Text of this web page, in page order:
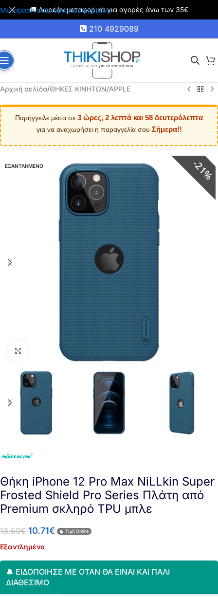
Μετάβαση στο κύριο περιεχόμενο
🚚 Δωρεάν μεταφορικά για αγορές άνω των 35€
210 4929089
Αρχική σελίδα/ΘΗΚΕΣ ΚΙΝΗΤΩΝ/APPLE
Παρήγγειλε μέσα σε 3 ώρες, 2 λεπτά και 57 δευτερόλεπτα
για να αναχωρήσει η παραγγελία σου Σήμερα!!
ΕΞΑΝΤΛΗΜΕΝΟ 21%
Click to enlarge
Θήκη iPhone 12 Pro Max NiLLkin Super
Frosted Shield Pro Series Πλάτη από
Premium σκληρό TPU μπλε
13.50€ 10.71€ Τιμή Online
Εξαντλημένο
🔔 ΕΙΔΟΠΟΊΗΣΈ ΜΕ ΌΤΑΝ ΘΑ ΕΊΝΑΙ ΚΑΙ ΠΆΛΙ
ΔΙΑΘΈΣΙΜΟ